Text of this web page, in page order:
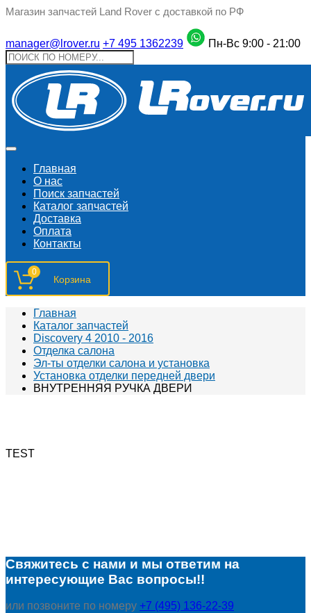
Магазин запчастей Land Rover с доставкой по РФ
manager@lrover.ru +7 495 1362239 Пн-Вс 9:00 - 21:00
Главная
О нас
Поиск запчастeй
Каталог запчастей
Доставка
Оплата
Контакты
0
Главная
Каталог запчастей
Discovery 4 2010 - 2016
Отделка салона
Эл-ты отделки салона и установка
Установка отделки передней двери
ВНУТРЕННЯЯ РУЧКА ДВЕРИ
TEST
Свяжитесь с нами и мы ответим на
интересующие Вас вопросы!!
или позвоните по номеру +7 (495) 136-22-39